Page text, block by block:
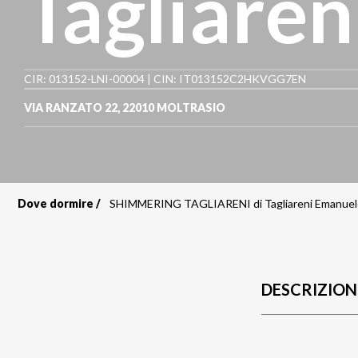
CIR: 013152-LNI-00004 | CIN: IT013152C2HKVGG7EN
VIA RANZATO 22, 22010 MOLTRASIO
Dove dormire SHIMMERING TAGLIARENI di Tagliareni